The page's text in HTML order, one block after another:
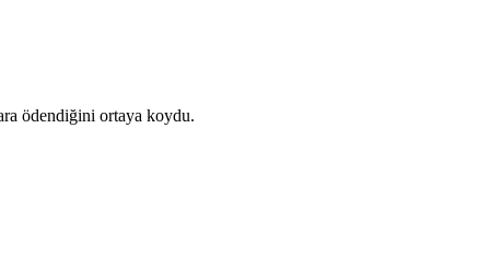
ödendiğini ortaya koydu.